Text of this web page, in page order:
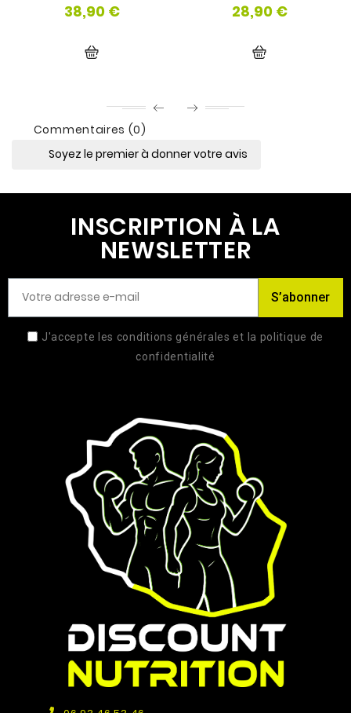
38,90 €Prix 28,90 €Prix
Commentaires (0)
Soyez le premier à donner votre avis
INSCRIPTION À LA
NEWSLETTER
S’abonner
J'accepte les conditions générales et la politique de
confidentialité